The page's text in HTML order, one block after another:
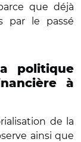
que déjà
par le passé
politique
à
de la
ainsi que